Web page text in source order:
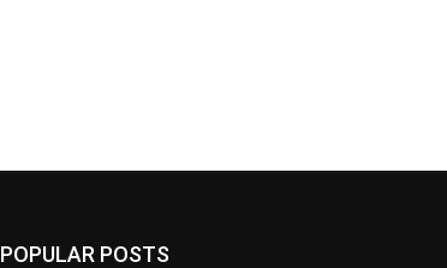
POPULAR POSTS